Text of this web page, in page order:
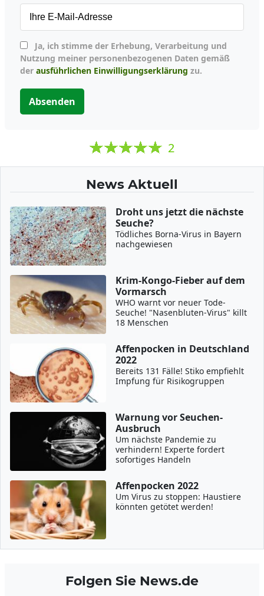
Nutzung meiner personenbezogenen Daten gemäß
der ausführlichen Einwilligungserklärung zu.
Absenden
2
News Aktuell
Droht uns jetzt die nächste
Seuche?
Tödliches Borna-Virus in Bayern
nachgewiesen
Krim-Kongo-Fieber auf dem
Vormarsch
WHO warnt vor neuer Tode-
Seuche! "Nasenbluten-Virus" killt
18 Menschen
Affenpocken in Deutschland
2022
Bereits 131 Fälle! Stiko empfiehlt
Impfung für Risikogruppen
Warnung vor Seuchen-
Ausbruch
Um nächste Pandemie zu
verhindern! Experte fordert
sofortiges Handeln
Affenpocken 2022
Um Virus zu stoppen: Haustiere
könnten getötet werden!
Folgen Sie News.de